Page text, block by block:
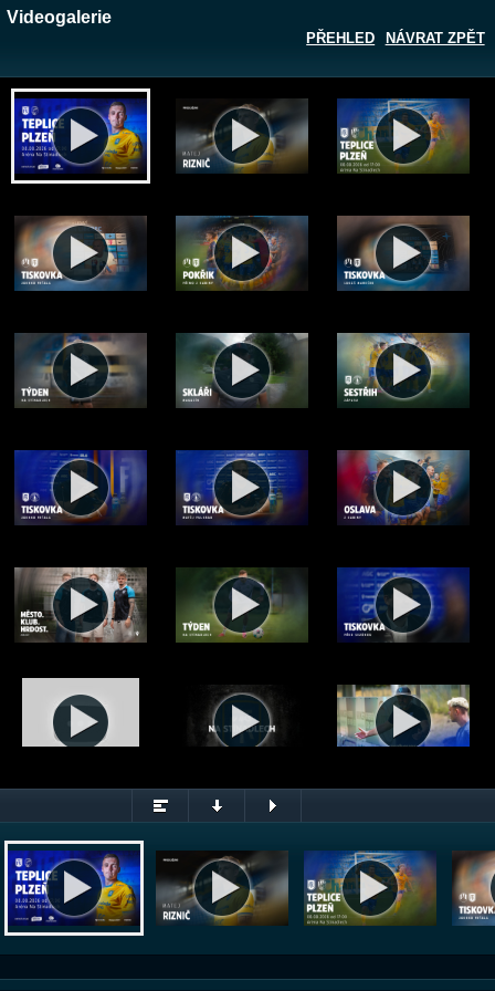
Zobrazit galerii
Videogalerie
NÁVRAT ZPĚT
PŘEHLED
Pozvánka na zápas s Plzní - 8. 8. 2026 od 17:00 © FK Teplice